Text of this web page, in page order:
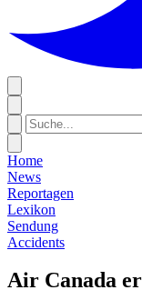
Home
News
Reportagen
Lexikon
Sendung
Accidents
Air Canada